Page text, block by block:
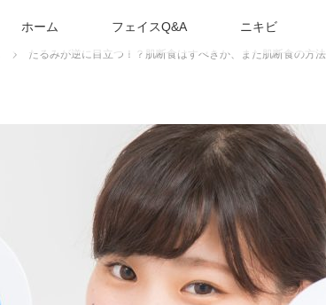
ホーム フェイスQ&A ニキビ
たるみが逆に目立つ！？肌断食はすべきか、また肌断食の方法